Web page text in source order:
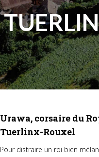
Urawa, corsaire du
Tuerlinx-Rouxel
Pour distraire un roi bien